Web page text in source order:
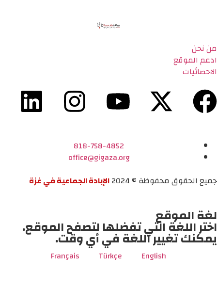
من نحن
ادعم الموقع
الاحصائيات
818-758-4852
office@gigaza.org
جميع الحقوق محفوظة © 2024
الإبادة الجماعية في غزة
لغة الموقع
اختر اللغة التي تفضلها لتصفح الموقع.
يمكنك تغيير اللغة في أي وقت.
English
Türkçe
Français